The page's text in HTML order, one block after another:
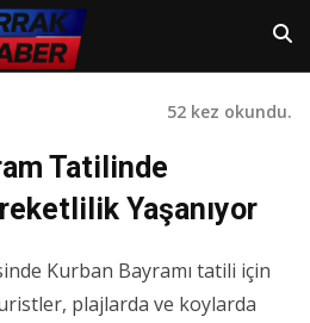
52 kez okundu.
Tatilinde
Yaşanıyor
Kurban Bayramı tatili için
plajlarda ve koylarda